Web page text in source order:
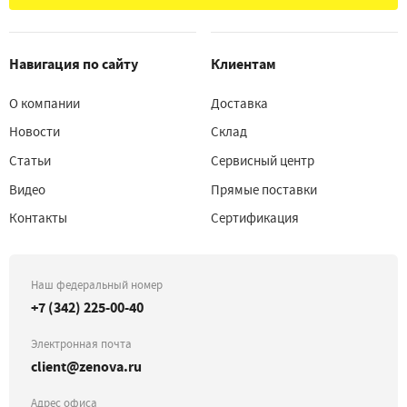
Навигация по сайту
О компании
Новости
Статьи
Видео
Контакты
Клиентам
Доставка
Склад
Сервисный центр
Прямые поставки
Сертификация
Наш федеральный номер
+7 (342) 225-00-40
Электронная почта
client@zenova.ru
Адрес офиса